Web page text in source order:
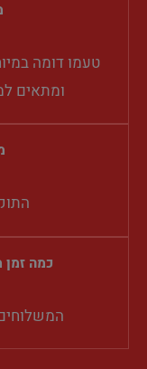
טעמו דומה
ומתאים
כמה זמן
המשלוחים